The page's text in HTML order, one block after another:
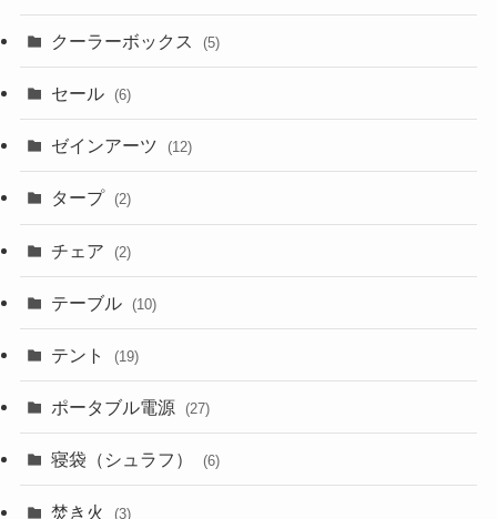
クーラーボックス (5)
セール (6)
ゼインアーツ (12)
タープ (2)
チェア (2)
テーブル (10)
テント (19)
ポータブル電源 (27)
寝袋（シュラフ） (6)
焚き火 (3)